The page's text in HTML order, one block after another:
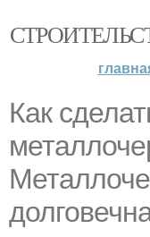
Как